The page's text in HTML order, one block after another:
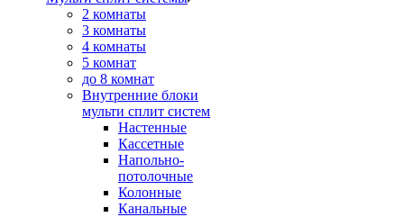
2 комнаты
3 комнаты
4 комнаты
5 комнат
до 8 комнат
Внутренние блоки
мульти сплит систем
Настенные
Кассетные
Напольно-
потолочные
Колонные
Канальные